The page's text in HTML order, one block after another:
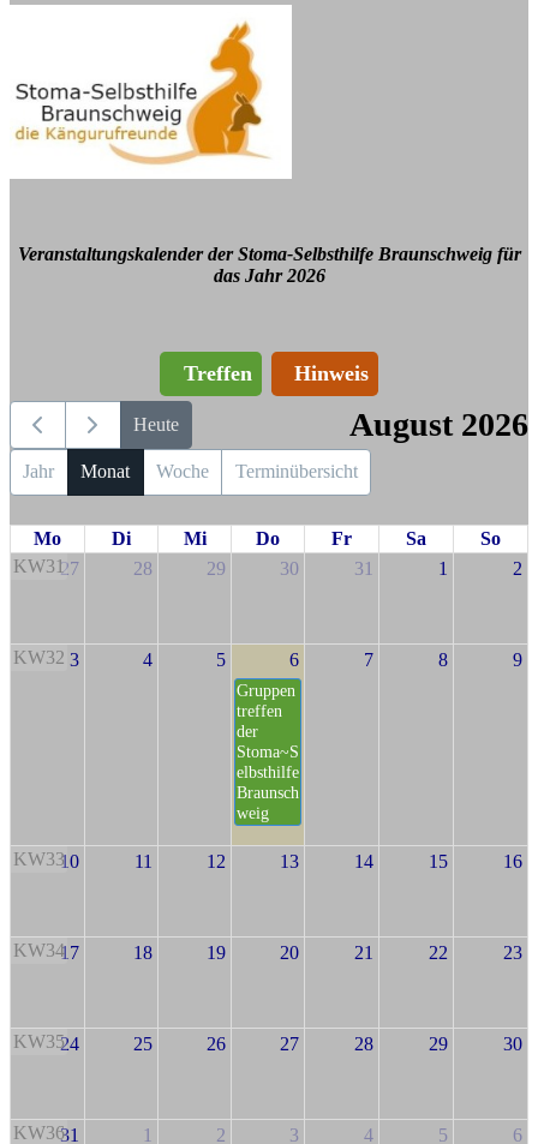
Veranstaltungskalender der Stoma-Selbsthilfe Braunschweig für
das Jahr 2026
Treffen Hinweis
Heute August 2026
Jahr Monat Woche Terminübersicht
Mo Di Mi Do Fr Sa
So
KW3127 28 29 30 31 1 2
KW32 3 4 5 6
Gruppen
treffen
der
Stoma~S
elbsthilfe
Braunsch
weig
7 8 9
KW3310 11 12 13 14 15 16
KW3417 18 19 20 21 22 23
KW3524 25 26 27 28 29 30
KW3631 1 2 3 4 5 6